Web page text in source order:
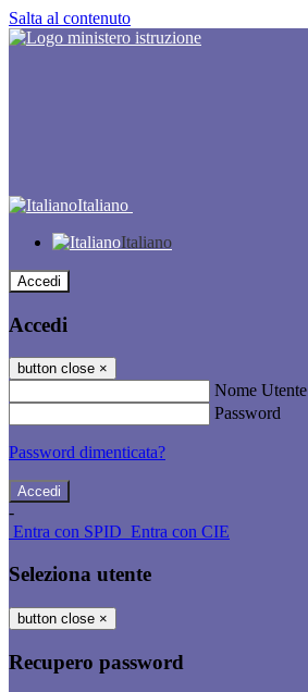
Salta al contenuto
Italiano
Italiano
Accedi
Accedi
button close ×
Nome Utente
Password
Password dimenticata?
-
Entra con SPID Entra con CIE
Seleziona utente
button close ×
Recupero password